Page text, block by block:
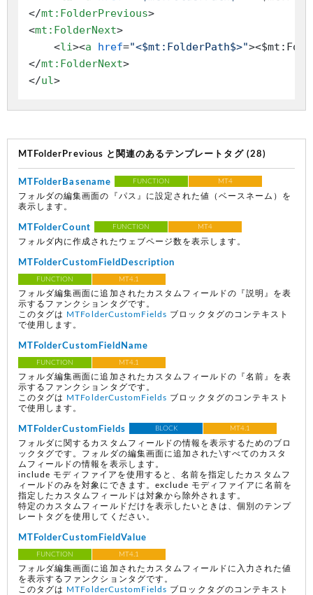
</mt:FolderPrevious>
<mt:FolderNext>
<li><a href="<$mt:FolderPath$>">
</mt:FolderNext>
</ul>
MTFolderPrevious と関連のあるテンプレートタグ (28)
MTFolderBasename FUNCTION MT4
フォルダの編集画面の『パス』に設定された値（ベースネーム）を
表示します。
MTFolderCount FUNCTION MT4
フォルダ内に作成されたウェブページ数を表示します。
MTFolderCustomFieldDescription
FUNCTION MT4.1
フォルダ編集画面に追加されたカスタムフィールドの『説明』を表
示するファンクションタグです。
このタグは
MTFolderCustomFields ブロックタグのコンテキスト
で使用します。
MTFolderCustomFieldName
FUNCTION MT4.1
フォルダ編集画面に追加されたカスタムフィールドの『名前』を表
示するファンクションタグです。
このタグは
MTFolderCustomFields ブロックタグのコンテキスト
で使用します。
MTFolderCustomFields BLOCK MT4.1
フォルダに関するカスタムフィールドの情報を表示するためのブロ
ックタグです。フォルダの編集画面に追加された\すべてのカスタ
ムフィールドの情報を表示します。
include モディファイアを使用すると、名前を指定したカスタムフ
ィールドのみを対象にできます。exclude モディファイアに名前を
指定したカスタムフィールドは対象から除外されます。
特定のカスタムフィールドだけを表示したいときは、個別のテンプ
レートタグを使用してください。
MTFolderCustomFieldValue
FUNCTION MT4.1
フォルダ編集画面に追加されたカスタムフィールドに入力された値
を表示するファンクションタグです。
このタグは
MTFolderCustomFields ブロックタグのコンテキスト